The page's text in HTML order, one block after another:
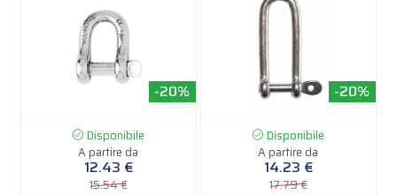
-20%
Disponibile
A partire da
12.43 €
15.54 €
-20%
Disponibile
A partire da
14.23 €
17.79 €